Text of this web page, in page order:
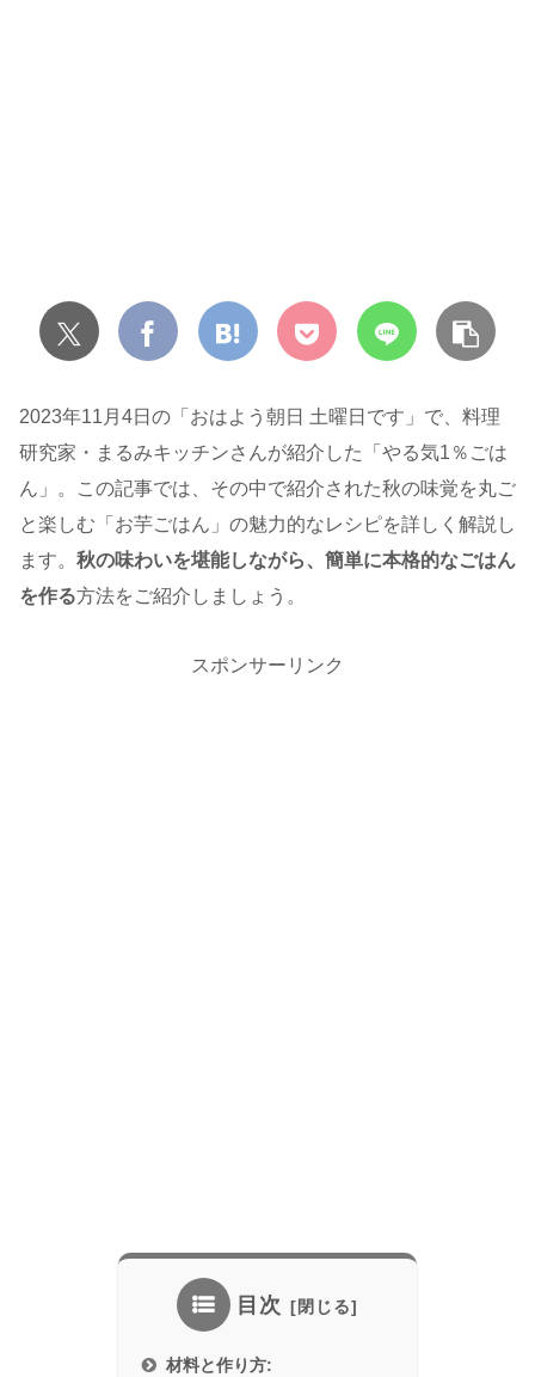
2023年11月4日の「おはよう朝日 土曜日です」で、料理
研究家・まるみキッチンさんが紹介した「やる気1％ごは
ん」。この記事では、その中で紹介された秋の味覚を丸ご
と楽しむ「お芋ごはん」の魅力的なレシピを詳しく解説し
ます。 秋の味わいを堪能しながら、簡単に本格的なごはん
を作る方法をご紹介しましょう。
スポンサーリンク
目次
材料と作り方: